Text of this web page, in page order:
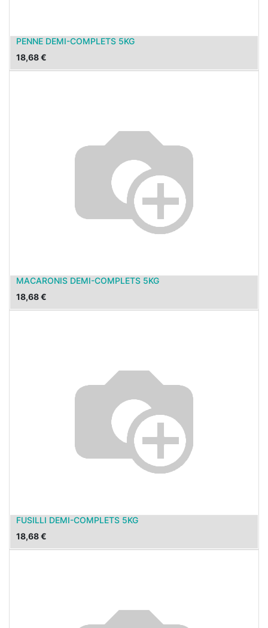
PENNE DEMI-COMPLETS 5KG
18,68€
MACARONIS DEMI-COMPLETS 5KG
18,68€
FUSILLI DEMI-COMPLETS 5KG
18,68€